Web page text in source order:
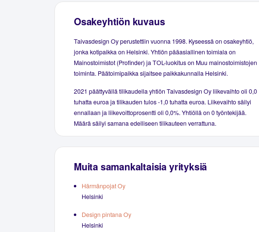
Osakeyhtiön kuvaus
Taivasdesign Oy perustettiin vuonna 1998. Kyseessä on osakeyhtiö,
jonka kotipaikka on Helsinki. Yhtiön pääasiallinen toimiala on
Mainostoimistot (Profinder) ja TOL-luokitus on Muu mainostoimistojen
toiminta. Päätoimipaikka sijaitsee paikkakunnalla Helsinki.
2021 päättyvällä tilikaudella yhtiön Taivasdesign Oy liikevaihto oli 0,0
tuhatta euroa ja tilikauden tulos -1,0 tuhatta euroa. Liikevaihto säilyi
ennallaan ja liikevoittoprosentti oli 0,0%. Yhtiöllä on 0 työntekijää.
Määrä säilyi samana edelliseen tilikauteen verrattuna.
Muita samankaltaisia yrityksiä
Härmänpojat Oy
Helsinki
Design pintana Oy
Helsinki